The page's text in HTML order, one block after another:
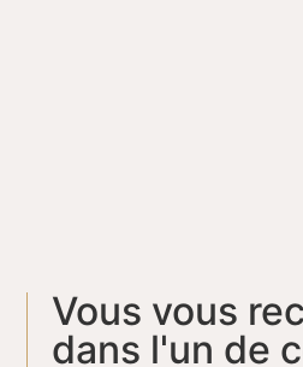
Vous vous
dans l'un de